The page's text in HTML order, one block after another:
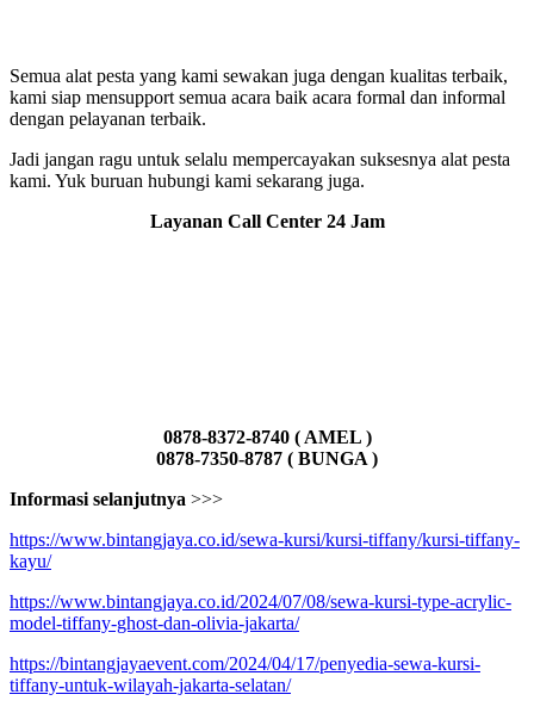
Semua alat pesta yang kami sewakan juga dengan kualitas terbaik,
kami siap mensupport semua acara baik acara formal dan informal
dengan pelayanan terbaik.
Jadi jangan ragu untuk selalu mempercayakan suksesnya alat pesta
kami. Yuk buruan hubungi kami sekarang juga.
Layanan Call Center 24 Jam
0878-8372-8740 ( AMEL )
0878-7350-8787 ( BUNGA )
Informasi selanjutnya >>>
https://www.bintangjaya.co.id/sewa-kursi/kursi-tiffany/kursi-tiffany-
kayu/
https://www.bintangjaya.co.id/2024/07/08/sewa-kursi-type-acrylic-
model-tiffany-ghost-dan-olivia-jakarta/
https://bintangjayaevent.com/2024/04/17/penyedia-sewa-kursi-
tiffany-untuk-wilayah-jakarta-selatan/